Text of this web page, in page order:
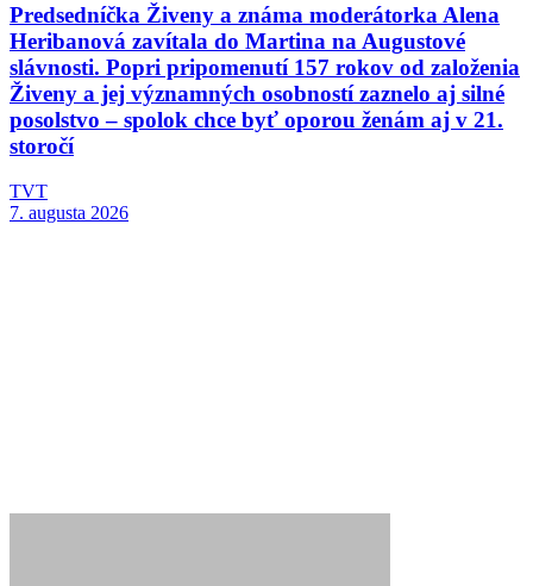
Predsedníčka Živeny a známa moderátorka Alena
Heribanová zavítala do Martina na Augustové
slávnosti. Popri pripomenutí 157 rokov od založenia
Živeny a jej významných osobností zaznelo aj silné
posolstvo – spolok chce byť oporou ženám aj v 21.
storočí
TVT
7. augusta 2026